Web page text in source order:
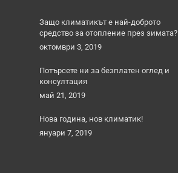
Защо климатикът е най-доброто
средство за отопление през зимата?
октомври 3, 2019
Потърсете ни за безплатен оглед и
консултация
май 21, 2019
Нова година, нов климатик!
януари 7, 2019